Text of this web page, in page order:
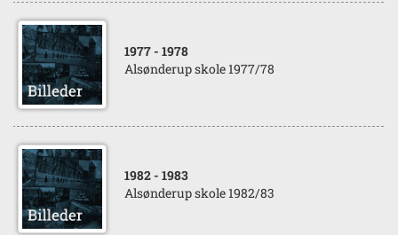
1977 - 1978
Alsønderup skole 1977/78
1982 - 1983
Alsønderup skole 1982/83